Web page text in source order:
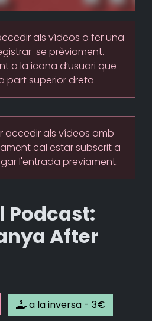
als vídeos o fer una
se prèviament.
a la icona d’usuari que
part superior dreta
accedir als vídeos amb
cal estar subscrit a
l'entrada previament.
Podcast:
After
a la inversa - 3€